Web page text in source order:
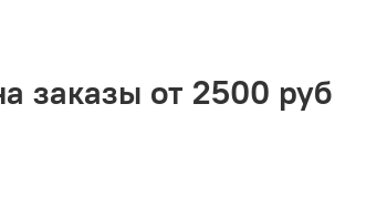
заказы от 2500 руб